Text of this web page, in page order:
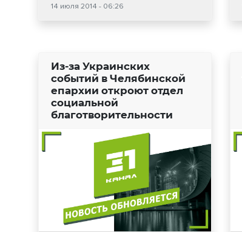
14 июля 2014 - 06:26
Из-за Украинских
событий в Челябинской
епархии откроют отдел
социальной
благотворительности